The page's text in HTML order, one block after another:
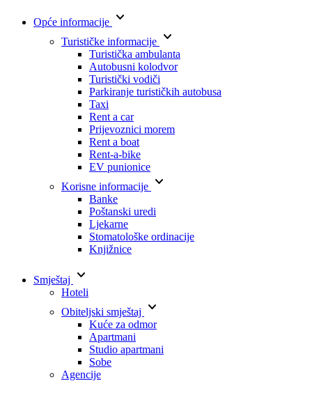
Opće informacije keyboard_arrow_down
Turističke informacije keyboard_arrow_down
Turistička ambulanta
Autobusni kolodvor
Turistički vodiči
Parkiranje turističkih autobusa
Taxi
Rent a car
Prijevoznici morem
Rent a boat
Rent-a-bike
EV punionice
Korisne informacije keyboard_arrow_down
Banke
Poštanski uredi
Ljekarne
Stomatološke ordinacije
Knjižnice
Smještaj keyboard_arrow_down
Hoteli
Obiteljski smještaj
keyboard_arrow_down
Kuće za odmor
Apartmani
Studio apartmani
Sobe
Agencije